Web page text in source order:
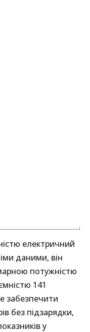
електричний
даними, він
потужністю
141
забезпечити
без підзарядки,
у